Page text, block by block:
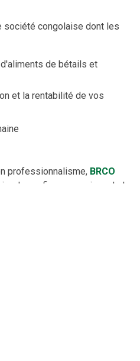
société congolaise dont les
de bétails et
et la rentabilité de vos
professionnalisme, BRCO
de confiance soucieux de la